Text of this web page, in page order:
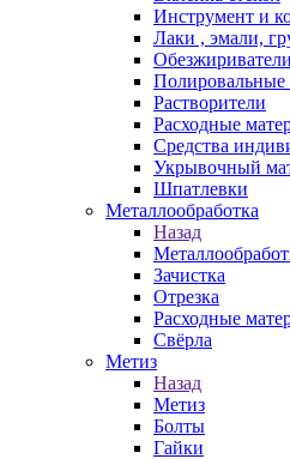
Инструмент и
Лаки , эмали,
Обезжириватели
Полировальные
Растворители
Расходные
Средства
Укрывочный
Шпатлевки
Металлообработка
Назад
Зачистка
Отрезка
Расходные
Свёрла
Метиз
Назад
Метиз
Болты
Гайки